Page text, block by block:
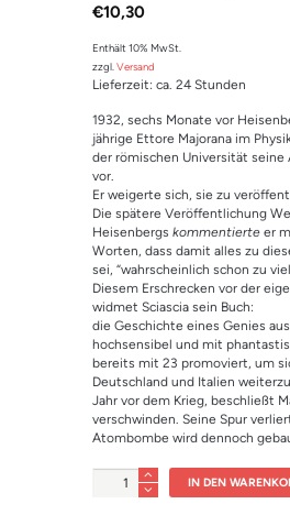
€10,30
Enthält 10% MwSt.
zzgl. Versand
Lieferzeit: ca. 24 Stunden
1932, sechs Monate vor
jährige Ettore Majorana im
der römischen Universität
vor.
Er weigerte sich, sie zu
Die spätere Veröffentlichung
Heisenbergs kommentierte er
Worten, dass damit alles zu
sei, “wahrscheinlich schon zu
Diesem Erschrecken vor der
widmet Sciascia sein Buch:
die Geschichte eines Genies
hochsensibel und mit
bereits mit 23 promoviert, um
Deutschland und Italien
Jahr vor dem Krieg, beschließt
verschwinden. Seine Spur
Atombombe wird dennoch
Anzahl IN DEN